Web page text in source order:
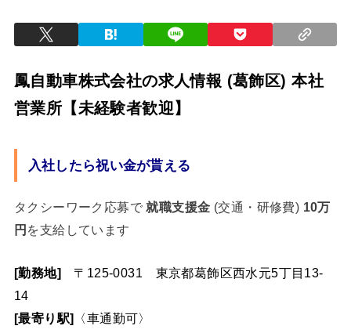
鳳自動車株式会社の求人情報 (葛飾区) 本社
営業所【未経験者歓迎】
入社したら祝い金が貰える
タクシーワーク応募で就職支援金 (交通・研修費) 10万
円 を支給しています
[勤務地] 〒125-0031 東京都葛飾区西水元5丁目13-
14
[最寄り駅] 〈車通勤可〉